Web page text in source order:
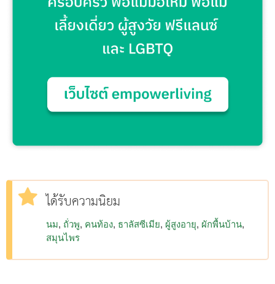
ได้รับความนิยม
นม ถั่วพู คนท้อง ธาลัสซีเมีย ผู้สูงอายุ ผักพื้นบ้าน
สมุนไพร